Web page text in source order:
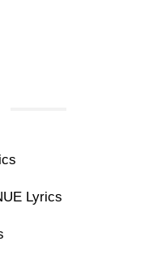
Lyrics